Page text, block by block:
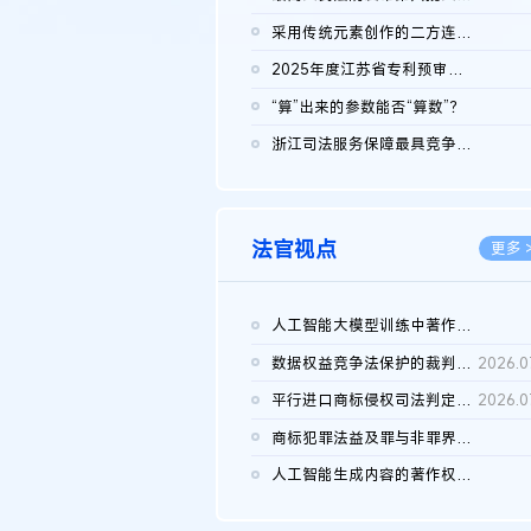
采用传统元素创作的二方连续装饰图案作品的独创性及侵权对比认定
2025年度江苏省专利预审典型案例
“算”出来的参数能否“算数”？
浙江司法服务保障最具竞争力营商环境建设典型案例（第二批）含侵...
法官视点 更多
人工智能大模型训练中著作权的合理使用
数据权益竞争法保护的裁判路径构建
平行进口商标侵权司法判定规则的困境与纾解
商标犯罪法益及罪与非罪界限研究
人工智能生成内容的著作权司法认定：演进逻辑、现实困境与规则建...